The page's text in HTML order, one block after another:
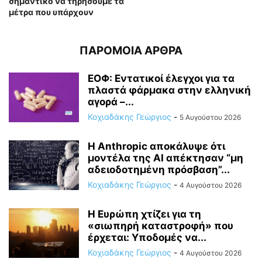
μέτρα που υπάρχουν
ΠΑΡΟΜΟΙΑ ΑΡΘΡΑ
ΕΟΦ: Εντατικοί έλεγχοι για τα
πλαστά φάρμακα στην ελληνική
αγορά –...
Κοχιαδάκης Γεώργιος - 5 Αυγούστου 2026
Η Anthropic αποκάλυψε ότι
μοντέλα της AI απέκτησαν “μη
αδειοδοτημένη πρόσβαση”...
Κοχιαδάκης Γεώργιος - 4 Αυγούστου 2026
Η Ευρώπη χτίζει για τη
«σιωπηρή καταστροφή» που
έρχεται: Υποδομές να...
Κοχιαδάκης Γεώργιος - 4 Αυγούστου 2026